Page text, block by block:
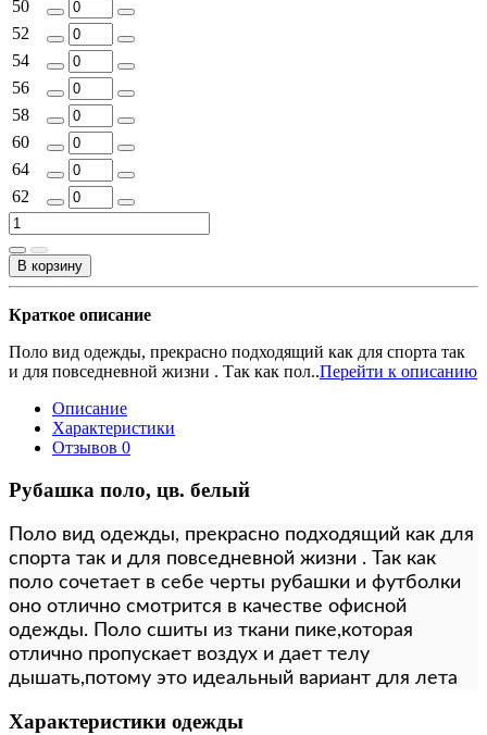
50
52
54
56
58
60
64
62
В корзину
Краткое описание
Поло вид одежды, прекрасно подходящий как для спорта так
и для повседневной жизни . Так как пол..Перейти к описанию
Описание
Характеристики
Отзывов 0
Рубашка поло, цв. белый
Поло вид одежды, прекрасно подходящий как для
спорта так и для повседневной жизни . Так как
поло сочетает в себе черты рубашки и футболки
оно отлично смотрится в качестве офисной
одежды. Поло сшиты из ткани пике,которая
отлично пропускает воздух и дает телу
дышать,потому это идеальный вариант для лета
Характеристики одежды